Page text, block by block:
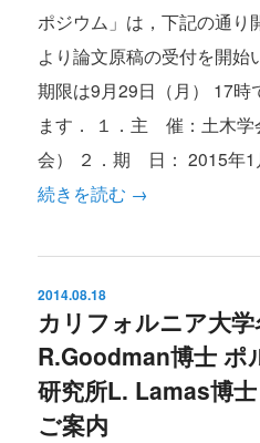
ポジウム」は，下記の通り
より論文原稿の受付を開始
期限は9月29日（月） 17時
ます． １．主 催：土木学
会） ２．期 日： 2015年
続きを読む →
2014.08.18
カリフォルニア大
R.Goodman博士 ポ
研究所L. Lamas博
ご案内